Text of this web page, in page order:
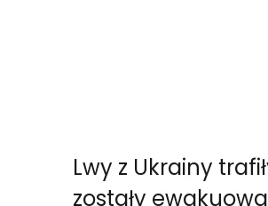
Lwy z Ukrainy
zostały